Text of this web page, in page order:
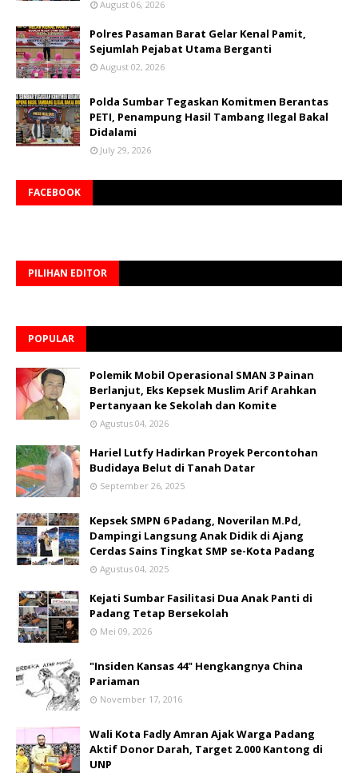
August 06, 2026
Polres Pasaman Barat Gelar Kenal Pamit,
Sejumlah Pejabat Utama Berganti
August 02, 2026
Polda Sumbar Tegaskan Komitmen Berantas
PETI, Penampung Hasil Tambang Ilegal Bakal
Didalami
July 29, 2026
FACEBOOK
PILIHAN EDITOR
POPULAR
Polemik Mobil Operasional SMAN 3 Painan
Berlanjut, Eks Kepsek Muslim Arif Arahkan
Pertanyaan ke Sekolah dan Komite
Agustus 04, 2026
Hariel Lutfy Hadirkan Proyek Percontohan
Budidaya Belut di Tanah Datar
September 26, 2025
Kepsek SMPN 6 Padang, Noverilan M.Pd,
Dampingi Langsung Anak Didik di Ajang
Cerdas Sains Tingkat SMP se-Kota Padang
Agustus 04, 2025
Kejati Sumbar Fasilitasi Dua Anak Panti di
Padang Tetap Bersekolah
Mei 09, 2026
"Insiden Kansas 44" Hengkangnya China
Pariaman
November 17, 2016
Wali Kota Fadly Amran Ajak Warga Padang
Aktif Donor Darah, Target 2.000 Kantong di
UNP